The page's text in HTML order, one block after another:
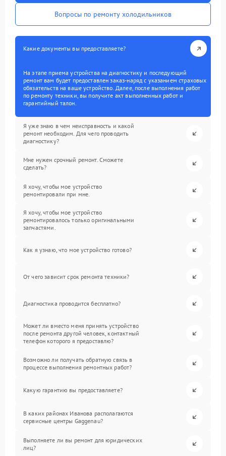
Вопросы по ремонту холодильников
Какие документы вы предоставляете?
На этапе приема устройства на диагностику и последующий
ремонт вам будет предоставлен заказ-наряд с указанием страховых
обязательств на ваше устройство. Далее, после выполнения работ
по ремонту техники, вы получите акт выполненных работ и
гарантийный талон.
Я уже знаю в чем неисправность и какой
ремонт необходим. Для чего проводить
диагностику?
Мне нужен срочный ремонт. Сможете
сделать?
Я хочу, чтобы мое устройство
ремонтировали при мне.
Я хочу, чтобы мое устройство
ремонтировалось только оригинальными
запчастями.
Как я узнаю, что мое устройство готово?
От чего зависит срок ремонта техники?
Диагностика проводится бесплатно?
Может ли вместо меня принять устройство
после ремонта другой человек, контактный
телефон которого я предоставлю?
Возможно ли получать обратную связь в
процессе выполнения ремонтных работ?
Какую гарантию вы предоставляете?
В каких районах Иванова располагаются
сервисные центры Gaggenau?
Выполняете ли вы ремонт для юридических
лиц?